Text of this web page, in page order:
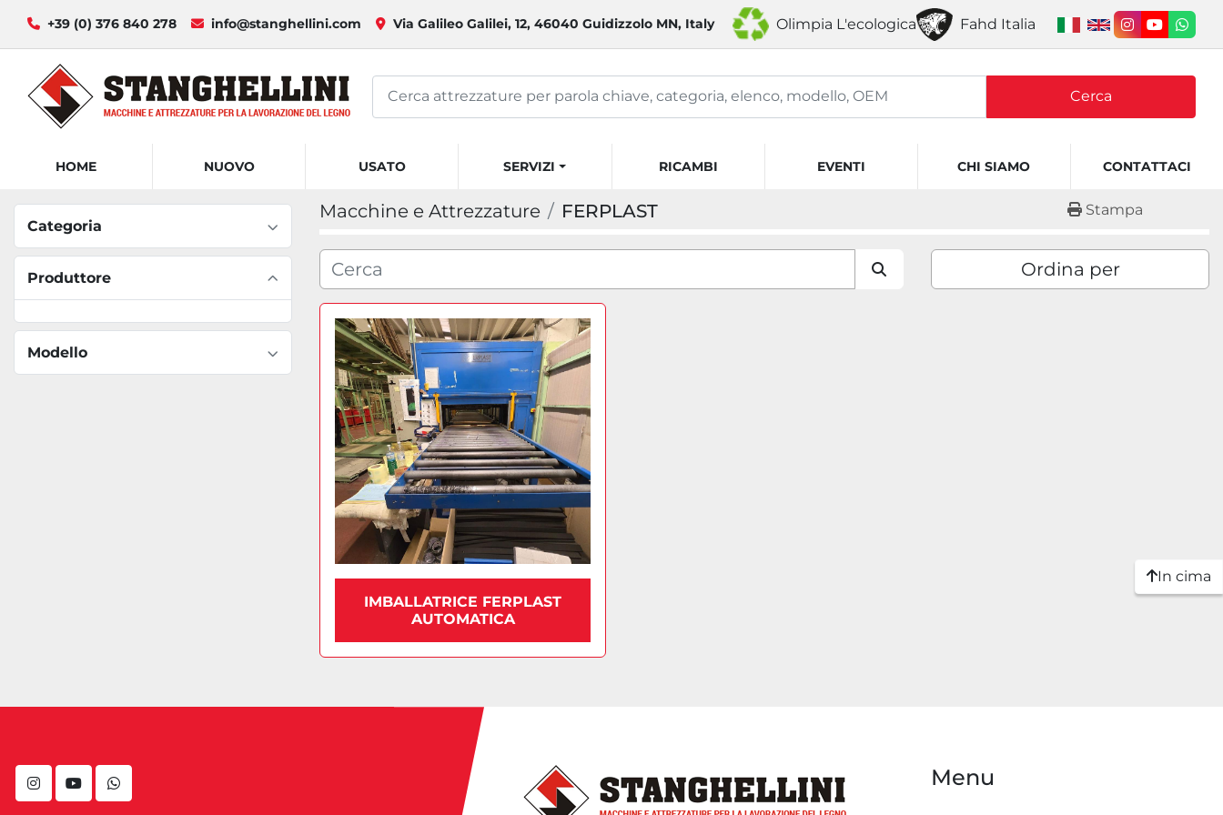
+39 (0) 376 840 278 info@stanghellini.com Via Galileo Galilei, 12, 46040 Guidizzolo MN, Italy Olimpia L'ecologica Fahd Italia
instagram
youtube
Cerca
HOME EVENTI
NUOVO USATO SERVIZI RICAMBI CHI SIAMO CONTATTACI
Categoria
Produttore
Modello
Macchine e Attrezzature FERPLAST Stampa
Ordina per
IMBALLATRICE FERPLAST
AUTOMATICA
In cima
instagramyoutubewhatsapp
Menu